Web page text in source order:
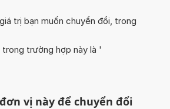
trị bạn muốn chuyển đổi, trong
trường hợp này là '
vị này để chuyển đổi